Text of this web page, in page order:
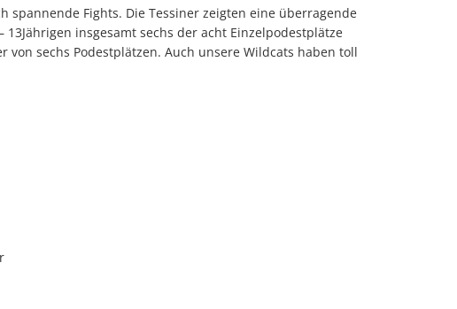
Fights. Die Tessiner zeigten eine überragende
insgesamt sechs der acht Einzelpodestplätze
sechs Podestplätzen. Auch unsere Wildcats haben toll